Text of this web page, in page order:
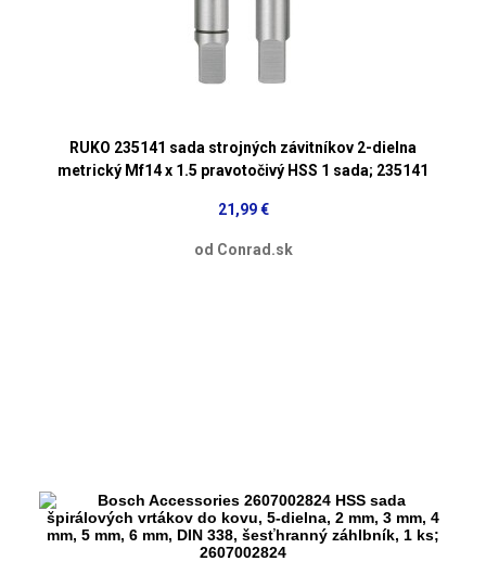
RUKO 235141 sada strojných závitníkov 2-dielna
metrický Mf14 x 1.5 pravotočivý HSS 1 sada; 235141
21,99 €
od Conrad.sk